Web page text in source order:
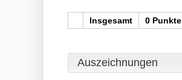
Insgesamt 0 Punkte
Auszeichnungen